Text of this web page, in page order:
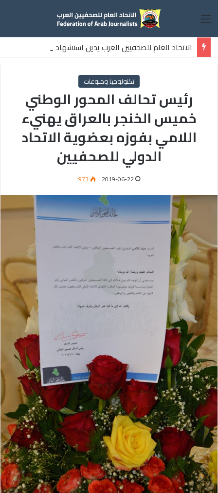
القائمة
الاتحاد العام للصحفيين العرب يدين استشهاد
ثلاثة صحفيين فلسطينيين باستهداف إسرائيلي وسط قطاع غزة
تكنولوجيا ومنوعات
رئيس تحالف المحور الوطني
خميس الخنجر بالعراق يهنيء
اللامي بفوزه بعضوية الاتحاد
الدولي للصحفيين
2019-06-22
973